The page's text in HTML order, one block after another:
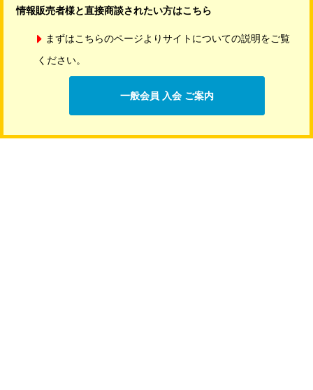
情報販売者様と直接商談されたい方はこちら
まずはこちらのページよりサイトについての説明をご覧
ください。
一般会員 入会 ご案内